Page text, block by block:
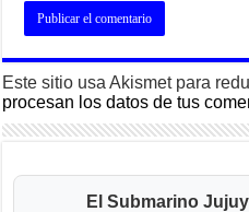
Este sitio usa Akismet para
procesan los datos de tus
El Submarino Jujuy